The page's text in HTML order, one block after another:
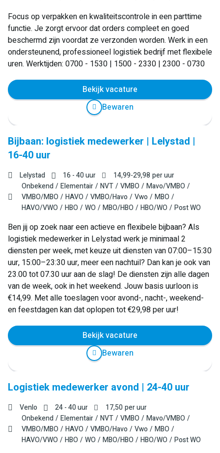
Focus op verpakken en kwaliteitscontrole in een parttime
functie. Je zorgt ervoor dat orders compleet en goed
beschermd zijn voordat ze verzonden worden. Werk in een
ondersteunend, professioneel logistiek bedrijf met flexibele
uren. Werktijden: 0700 - 1530 | 1500 - 2330 | 2300 - 0730
Bekijk vacature
Bewaren
Bijbaan: logistiek medewerker | Lelystad |
16-40 uur
Lelystad 16 - 40 uur 14,99-29,98 per uur
Onbekend
Elementair NVT VMBO
Mavo/VMBO
VMBO/MBO
HAVO VMBO/Havo Vwo
MBO
HAVO/VWO
HBO WO MBO/HBO HBO/WO Post WO
Ben jij op zoek naar een actieve en flexibele bijbaan? Als
logistiek medewerker in Lelystad werk je minimaal 2
diensten per week, met keuze uit diensten van 07:00–15:30
uur, 15:00–23:30 uur, meer een nachtuil? Dan kan je ook van
23.00 tot 07.30 uur aan de slag! De diensten zijn alle dagen
van de week, ook in het weekend. Jouw basis uurloon is
€14,99. Met alle toeslagen voor avond-, nacht-, weekend-
en feestdagen kan dat oplopen tot €29,98 per uur!
Bekijk vacature
Bewaren
Logistiek medewerker avond | 24-40 uur
Venlo 24 - 40 uur 17,50per uur
Onbekend
Elementair NVT VMBO
Mavo/VMBO
VMBO/MBO
HAVO VMBO/Havo Vwo
MBO
HAVO/VWO
HBO WO MBO/HBO HBO/WO Post WO